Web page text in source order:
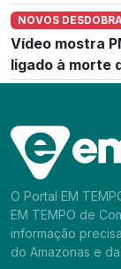
NOVOS
Vídeo mostra
ligado à morte
O Portal EM
EM TEMPO de
informação
do Amazonas e